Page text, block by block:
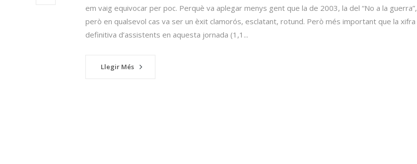
em vaig equivocar per poc. Perquè va aplegar menys gent que la de 2003, la del “No a la guerra”,
però en qualsevol cas va ser un èxit clamorós, esclatant, rotund. Però més important que la xifra
definitiva d’assistents en aquesta jornada (1,1...
Llegir Més